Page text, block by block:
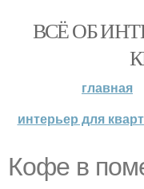
ВСЁ ОБ
главная
интерьер для
Кофе в